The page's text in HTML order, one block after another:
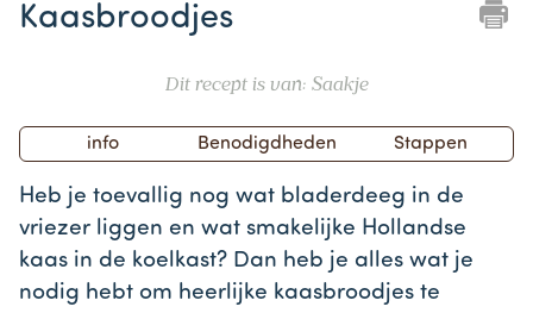
Kaasbroodjes
Dit recept is van: Saakje
of
info Benodigdheden Stappen
Heb je toevallig nog wat bladerdeeg in de
vriezer liggen en wat smakelijke Hollandse
kaas in de koelkast? Dan heb je alles wat je
nodig hebt om heerlijke kaasbroodjes te